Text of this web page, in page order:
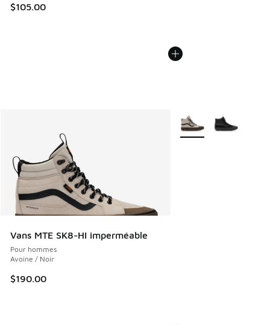
$105.00
Vans MTE SK8-HI imperméable
Pour hommes
Avoine / Noir
$190.00
Plus de couleurs